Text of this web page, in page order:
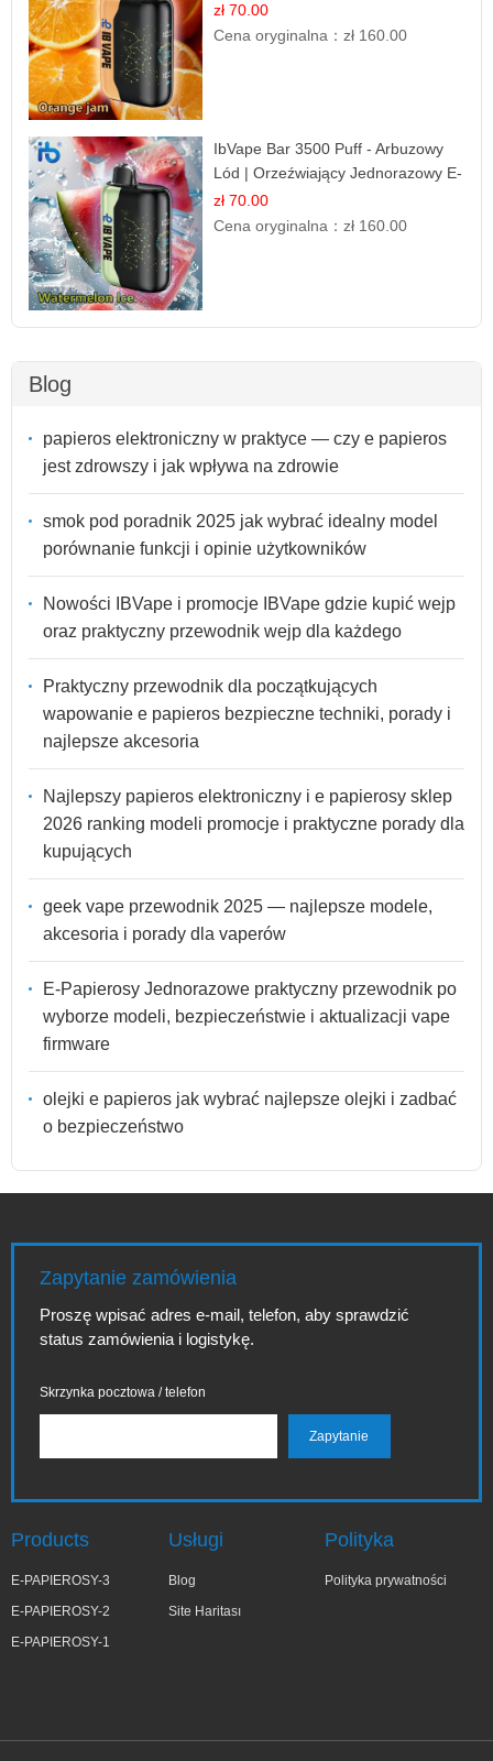
zł 70.00
Cena oryginalna：zł 160.00
IbVape Bar 3500 Puff - Arbuzowy
Lód | Orzeźwiający Jednorazowy E-
papieros
zł 70.00
Cena oryginalna：zł 160.00
Blog
papieros elektroniczny w praktyce — czy e papieros
jest zdrowszy i jak wpływa na zdrowie
smok pod poradnik 2025 jak wybrać idealny model
porównanie funkcji i opinie użytkowników
Nowości IBVape i promocje IBVape gdzie kupić wejp
oraz praktyczny przewodnik wejp dla każdego
Praktyczny przewodnik dla początkujących
wapowanie e papieros bezpieczne techniki, porady i
najlepsze akcesoria
Najlepszy papieros elektroniczny i e papierosy sklep
2026 ranking modeli promocje i praktyczne porady dla
kupujących
geek vape przewodnik 2025 — najlepsze modele,
akcesoria i porady dla vaperów
E-Papierosy Jednorazowe praktyczny przewodnik po
wyborze modeli, bezpieczeństwie i aktualizacji vape
firmware
olejki e papieros jak wybrać najlepsze olejki i zadbać
o bezpieczeństwo
Zapytanie zamówienia
Proszę wpisać adres e-mail, telefon, aby sprawdzić
status zamówienia i logistykę.
Skrzynka pocztowa / telefon
Products
E-PAPIEROSY-3
E-PAPIEROSY-2
E-PAPIEROSY-1
Usługi
Blog
Site Haritası
Polityka
Polityka prywatności